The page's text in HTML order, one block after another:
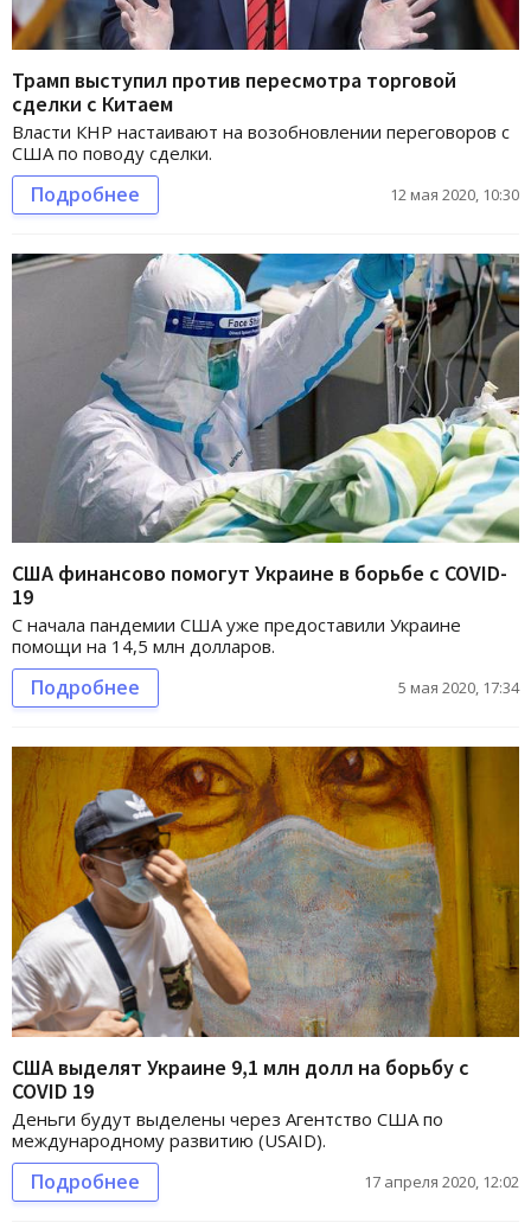
Трамп выступил против пересмотра торговой
сделки с Китаем
Власти КНР настаивают на возобновлении переговоров с
США по поводу сделки.
Подробнее 12 мая 2020, 10:30
США финансово помогут Украине в борьбе с COVID-
19
С начала пандемии США уже предоставили Украине
помощи на 14,5 млн долларов.
Подробнее 5 мая 2020, 17:34
США выделят Украине 9,1 млн долл на борьбу с
COVID 19
Деньги будут выделены через Агентство США по
международному развитию (USAID).
Подробнее 17 апреля 2020, 12:02